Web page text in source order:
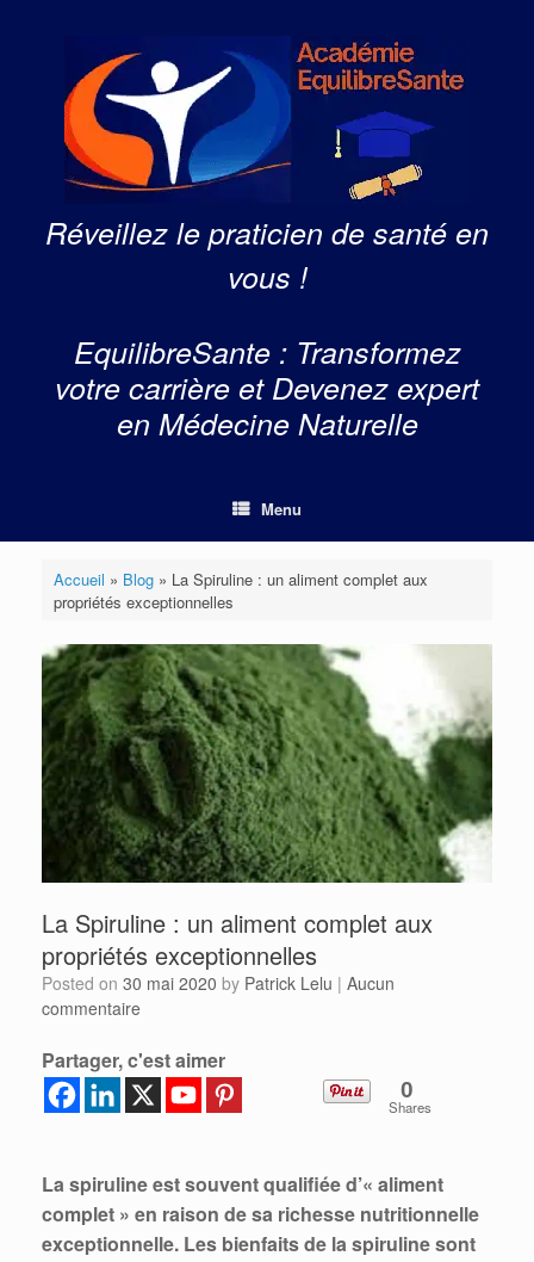
Réveillez le praticien de santé en
vous !
EquilibreSante : Transformez
votre carrière et Devenez expert
en Médecine Naturelle
Menu
Accueil » Blog» La Spiruline : un aliment complet aux
propriétés exceptionnelles
La Spiruline : un aliment complet aux
propriétés exceptionnelles
Posted on 30 mai 2020 by Patrick Lelu | Aucun
commentaire
Partager, c'est aimer
0
Shares
La spiruline est souvent qualifiée d’« aliment
complet » en raison de sa richesse nutritionnelle
exceptionnelle. Les bienfaits de la spirulinesont